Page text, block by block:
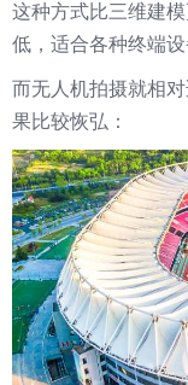
这种方式比三维建
低，适合各种终端设
而无人机拍摄就相
果比较恢弘：